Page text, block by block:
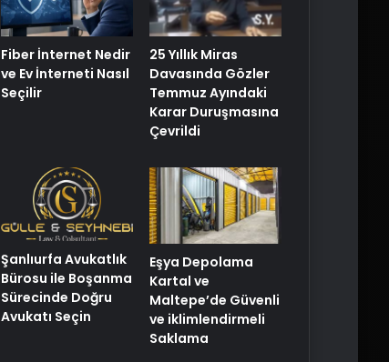
Fiber İnternet Nedir
ve Ev İnterneti Nasıl
Seçilir
25 Yıllık Miras
Davasında Gözler
Temmuz Ayındaki
Karar Duruşmasına
Çevrildi
Şanlıurfa Avukatlık
Bürosu ile Boşanma
Sürecinde Doğru
Avukatı Seçin
Eşya Depolama
Kartal ve
Maltepe’de Güvenli
ve iklimlendirmeli
Saklama